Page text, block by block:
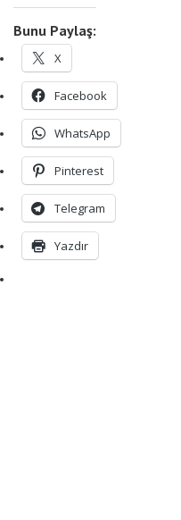
Bunu Paylaş:
X
Facebook
WhatsApp
Pinterest
Telegram
Yazdır